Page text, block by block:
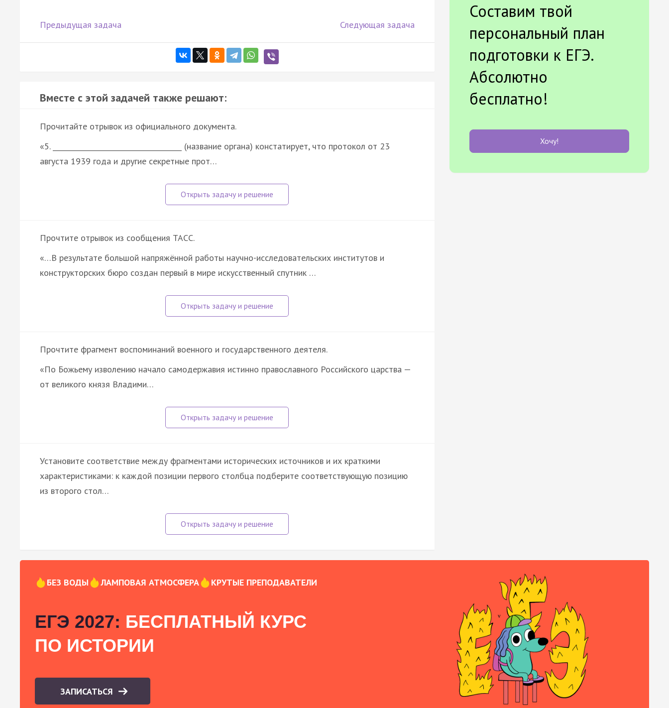
Предыдущая задача Следующая задача
Вместе с этой задачей также решают:
Прочитайте отрывок из официального документа.
«5. _____________________________________ (название органа) констатирует, что протокол от 23
августа 1939 года и другие секретные прот…
Прочтите отрывок из сообщения ТАСС.
«…В результате большой напряжённой работы научно-исследовательских институтов и
конструкторских бюро создан первый в мире искусственный спутник …
Прочтите фрагмент воспоминаний военного и государственного деятеля.
«По Божьему изволению начало самодержавия истинно православного Российского царства —
от великого князя Владими…
Установите соответствие между фрагментами исторических источников и их краткими
характеристиками: к каждой позиции первого столбца подберите соответствующую позицию
из второго стол…
Составим твой
персональный план
подготовки к ЕГЭ.
Абсолютно
бесплатно!
Хочу!
БЕЗ ВОДЫ ЛАМПОВАЯ АТМОСФЕРА КРУТЫЕ ПРЕПОДАВАТЕЛИ
ЕГЭ 2027: БЕСПЛАТНЫЙ КУРС
ПО ИСТОРИИ
ЗАПИСАТЬСЯ